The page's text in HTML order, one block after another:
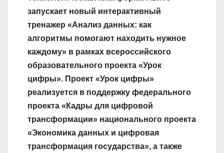
запускает новый интерактивный
тренажер «Анализ данных: как
алгоритмы помогают находить нужное
каждому» в рамках всероссийского
образовательного проекта «Урок
цифры». Проект «Урок цифры»
реализуется в поддержку федерального
проекта «Кадры для цифровой
трансформации» национального проекта
«Экономика данных и цифровая
трансформация государства», а также